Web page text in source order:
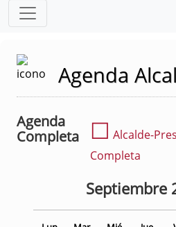
Agenda
Agenda
Completa
☐ Alcalde-
Completa
Septiembre